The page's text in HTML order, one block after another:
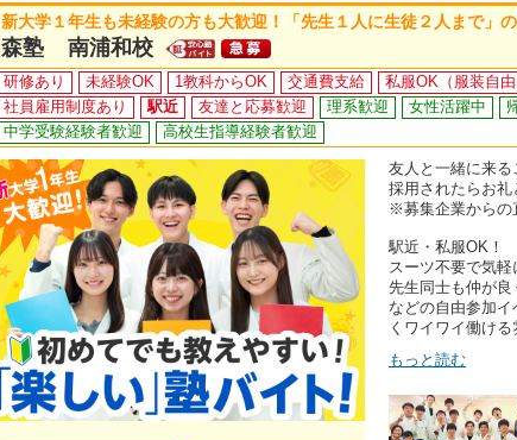
新大学１年生も未経験の方も大歓迎！「先生１人に生徒２人まで」
森塾 南浦和校
研修あり 未経験OK 1教科からOK 交通費支給 私服OK（服装自由
社員雇用制度あり
駅近 友達と応募歓迎 理系歓迎 女性活躍中
中学受験経験者歓迎
高校生指導経験者歓迎
友人と一緒に来る
採用されたらお礼
※募集企業からの
駅近・私服OK！
スーツ不要で気
先生同士も仲が
などの自由参加
くワイワイ働け
もっと読む